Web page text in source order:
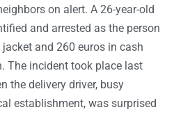
on alert. A 26-year-old
and arrested as the person
and 260 euros in cash
The incident took place last
the delivery driver, busy
establishment, was surprised